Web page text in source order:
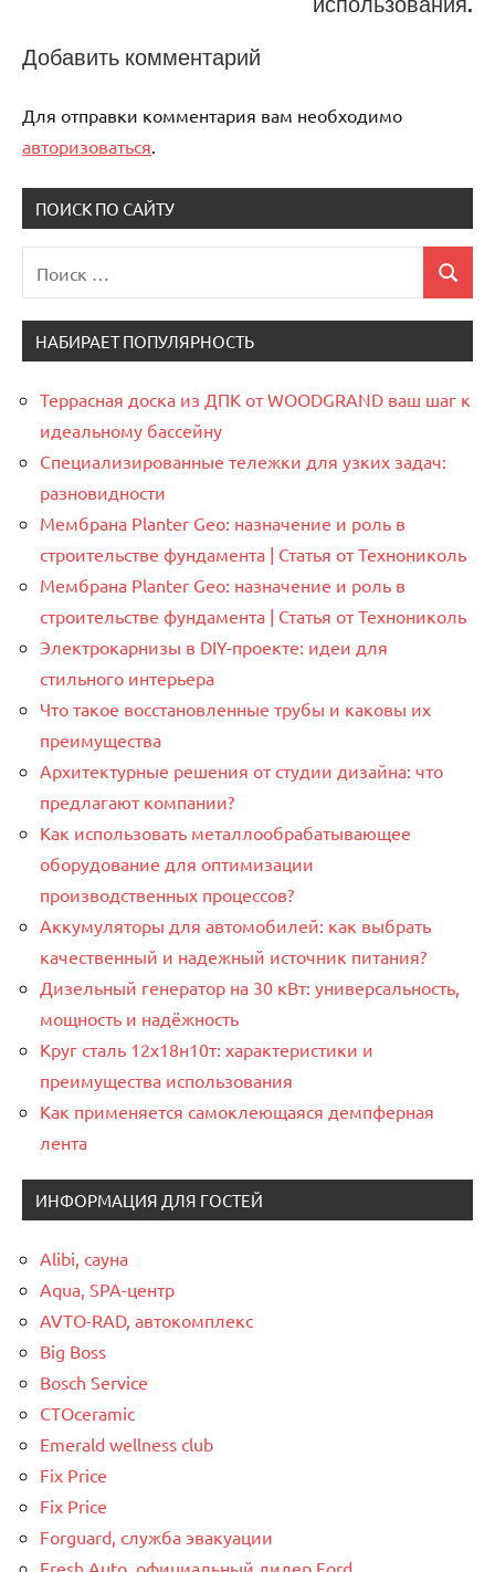
Добавить комментарий
Для отправки комментария вам необходимо
авторизоваться.
ПОИСК ПО САЙТУ
для:
Поиск
НАБИРАЕТ ПОПУЛЯРНОСТЬ
Террасная доска из ДПК от WOODGRAND ваш шаг к
идеальному бассейну
Специализированные тележки для узких задач:
разновидности
Мембрана Planter Geo: назначение и роль в
строительстве фундамента | Статья от Технониколь
Мембрана Planter Geo: назначение и роль в
строительстве фундамента | Статья от Технониколь
Электрокарнизы в DIY-проекте: идеи для
стильного интерьера
Что такое восстановленные трубы и каковы их
преимущества
Архитектурные решения от студии дизайна: что
предлагают компании?
Как использовать металлообрабатывающее
оборудование для оптимизации
производственных процессов?
Аккумуляторы для автомобилей: как выбрать
качественный и надежный источник питания?
Дизельный генератор на 30 кВт: универсальность,
мощность и надёжность
Круг сталь 12х18н10т: характеристики и
преимущества использования
Как применяется самоклеющаяся демпферная
лента
ИНФОРМАЦИЯ ДЛЯ ГОСТЕЙ
Alibi, сауна
Aqua, SPA-центр
AVTO-RAD, автокомплекс
Big Boss
Bosch Service
CTOceramic
Emerald wellness club
Fix Price
Fix Price
Forguard, служба эвакуации
Fresh Auto, официальный дилер Ford